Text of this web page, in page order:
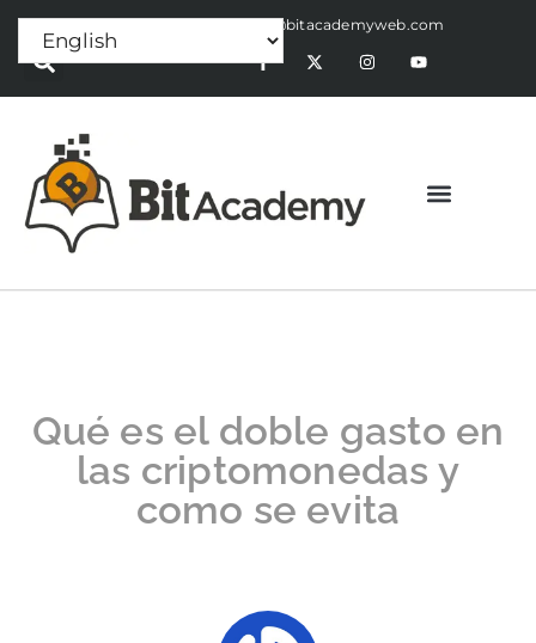
Press Release:alex@bitacademyweb.com
Qué es el doble gasto en
las criptomonedas y
como se evita